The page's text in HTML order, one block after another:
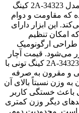
آچار ترکمتر جغجغه ای تقه ای درایو 3/8 اینچ مدل 34323-2A کینگ
که مقاومت و دوام
این ابزار دارای
امکان تنظیم
طراحی ارگونومیک
می‌شود. قیمت آچار
ترکمتر جغجغه ای تقه ای درایو 3/8 اینچ مدل 34323-2A کینگ تونی با
و مقرون به صرفه
وزن نسبتاً بالای آن
باعث خستگی کاربر
دیگر وزن کمتری
است. محدودیت دوم،